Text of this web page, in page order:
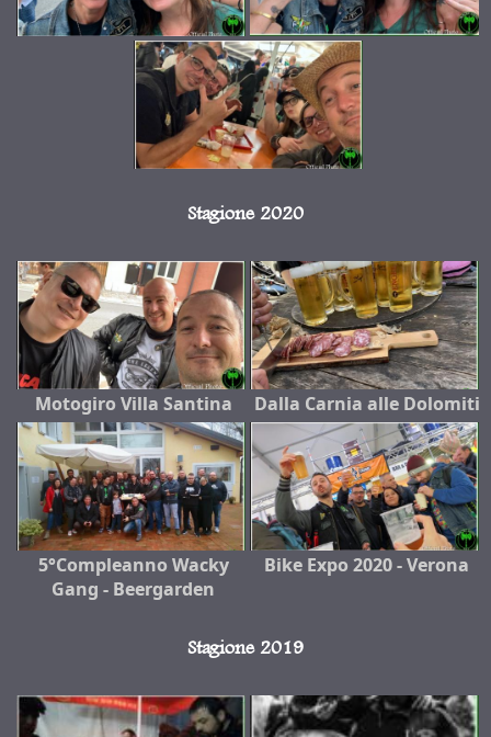
Stagione 2020
Motogiro Villa Santina Dalla Carnia alle Dolomiti
5°Compleanno Wacky
Gang - Beergarden
Bike Expo 2020 - Verona
Stagione 2019